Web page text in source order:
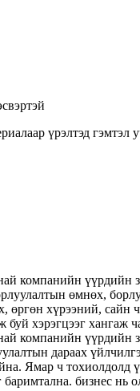
үрэлтэд гэмтэл
компанийн үүрдийн
өмнөх,
хүрээний, сайн
хэрэгцээг хангаж
компанийн үүрдийн
дараах
Ямар ч тохиолдолд
бизнес нь